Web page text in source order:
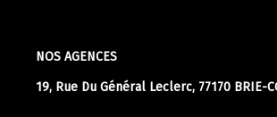
NOS AGENCES
19, Rue Du Général Leclerc, 77170 BRIE-